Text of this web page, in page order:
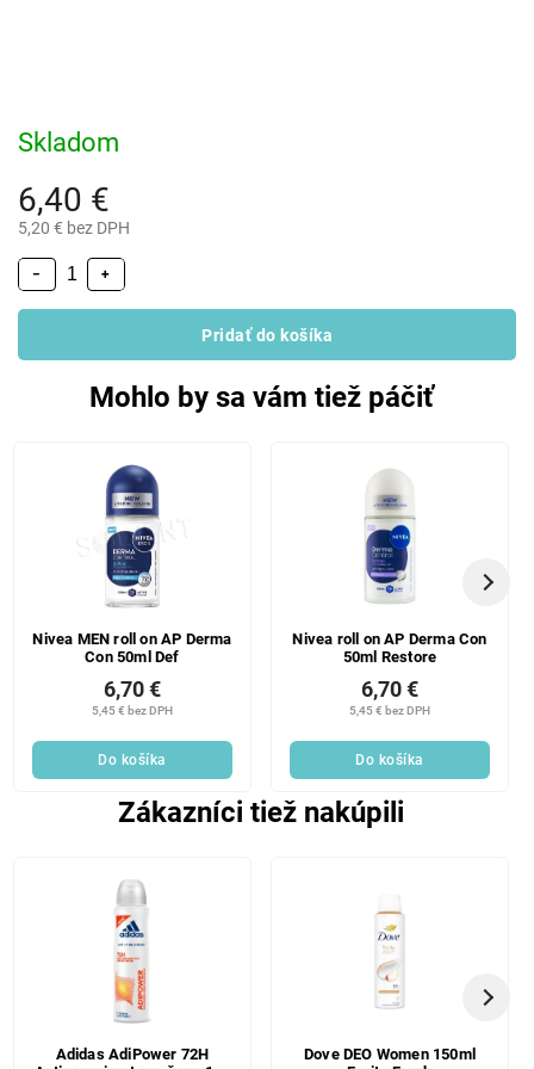
6,40 €
5,20 € bez DPH
Skladom
+
−
Pridať do košíka
Mohlo by sa vám tiež páčiť
Nivea MEN roll on AP Derma
Con 50ml Def
5,45 € bez DPH
6,70 €
Do košíka
Nivea roll on AP Derma Con
50ml Restore
5,45 € bez DPH
6,70 €
Do košíka
Zákazníci tiež nakúpili
Adidas AdiPower 72H
Dove DEO Women 150ml